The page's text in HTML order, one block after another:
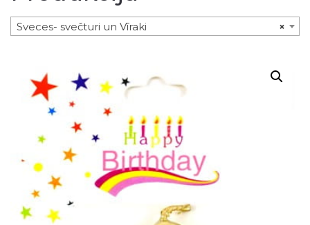
×
Sveces- svečturi un Vīraki